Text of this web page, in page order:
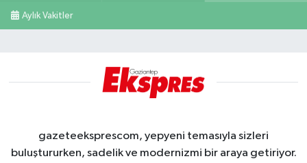
Aylık Vakitler
gazeteeksprescom, yepyeni temasıyla sizleri
buluştururken, sadelik ve modernizmi bir araya getiriyor.